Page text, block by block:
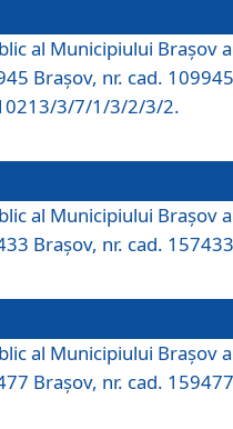
al Municipiului Braşov a
Brașov, nr. cad.
3/7/1/3/2/3/2.
al Municipiului Braşov a
Brașov, nr. cad.
al Municipiului Braşov a
Brașov, nr. cad.